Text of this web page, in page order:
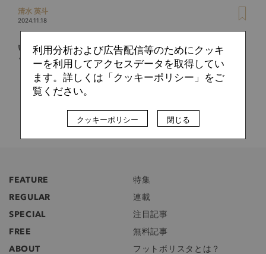
清水 英斗
2024.11.18
いるのではないか」。元鳥栖監督・川井健太が考える現代フ
ットボール論（前編）
FEATURE
特集
REGULAR
連載
SPECIAL
注目記事
FREE
無料記事
ABOUT
フットボリスタとは？
利用分析および広告配信等のためにクッキ
ーを利用してアクセスデータを取得してい
ます。詳しくは「クッキーポリシー」をご
覧ください。
クッキーポリシー 閉じる